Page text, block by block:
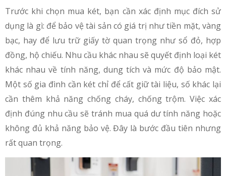
Trước khi chọn mua két, bạn cần xác định mục đích sử
dụng là gì: để bảo vệ tài sản có giá trị như tiền mặt, vàng
bạc, hay để lưu trữ giấy tờ quan trọng như sổ đỏ, hợp
đồng, hộ chiếu. Nhu cầu khác nhau sẽ quyết định loại két
khác nhau về tính năng, dung tích và mức độ bảo mật.
Một số gia đình cần két chỉ để cất giữ tài liệu, số khác lại
cần thêm khả năng chống cháy, chống trộm. Việc xác
định đúng nhu cầu sẽ tránh mua quá dư tính năng hoặc
không đủ khả năng bảo vệ. Đây là bước đầu tiên nhưng
rất quan trọng.